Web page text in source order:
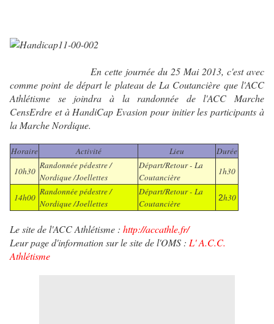
En cette journée du 25 Mai 2013, c'est avec
comme point de départ le plateau de La Coutancière que l'ACC
Athlétisme se joindra à la randonnée de l'ACC Marche
CensErdre et à HandiCap Evasion pour initier les participants à
la Marche Nordique.
Horaire Activité Lieu
Durée
10h30
Randonnée pédestre /
Nordique /Joellettes
Départ/Retour - La
Coutancière
1h30
14h00
Randonnée pédestre /
Nordique /Joellettes
Départ/Retour - La
Coutancière
2h30
Le site de l'ACC Athlétisme : http://accathle.fr/
Leur page d'information sur le site de l'OMS : L' A.C.C.
Athlétisme